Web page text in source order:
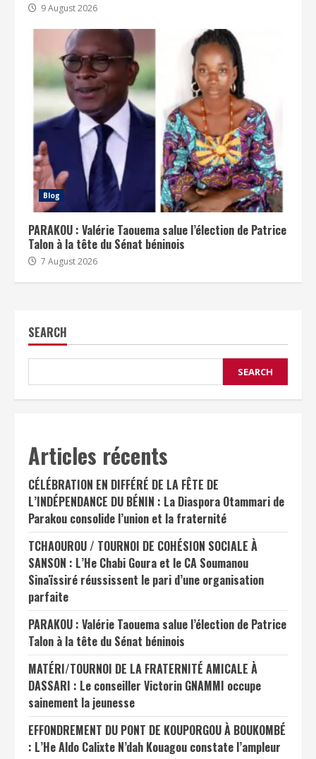
9 August 2026
Blog
PARAKOU : Valérie Taouema salue l’élection de Patrice
Talon à la tête du Sénat béninois
7 August 2026
SEARCH
SEARCH
Articles récents
CÉLÉBRATION EN DIFFÉRÉ DE LA FÊTE DE
L’INDÉPENDANCE DU BÉNIN : La Diaspora Otammari de
Parakou consolide l’union et la fraternité
TCHAOUROU / TOURNOI DE COHÉSION SOCIALE À
SANSON : L’He Chabi Goura et le CA Soumanou
Sinaïssiré réussissent le pari d’une organisation
parfaite
PARAKOU : Valérie Taouema salue l’élection de Patrice
Talon à la tête du Sénat béninois
MATÉRI/TOURNOI DE LA FRATERNITÉ AMICALE À
DASSARI : Le conseiller Victorin GNAMMI occupe
sainement la jeunesse
EFFONDREMENT DU PONT DE KOUPORGOU À BOUKOMBÉ
: L’He Aldo Calixte N’dah Kouagou constate l’ampleur